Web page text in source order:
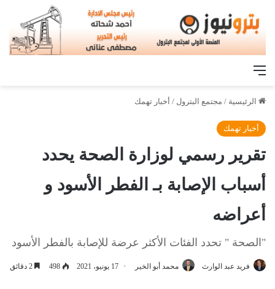
القائمة
الرئيسية / مجتمع البترول / أخبار تهمك
أخبار تهمك
تقرير رسمي لوزارة الصحة يحدد
أسباب الإصابة بـ الفطر الأسود و
أعراضه
"الصحة " تحدد الفئات الأكثر عرضة للإصابة بالفطر الأسود
فريد عبد الوارث محمد أبو الخير 17 يونيو، 2021 498